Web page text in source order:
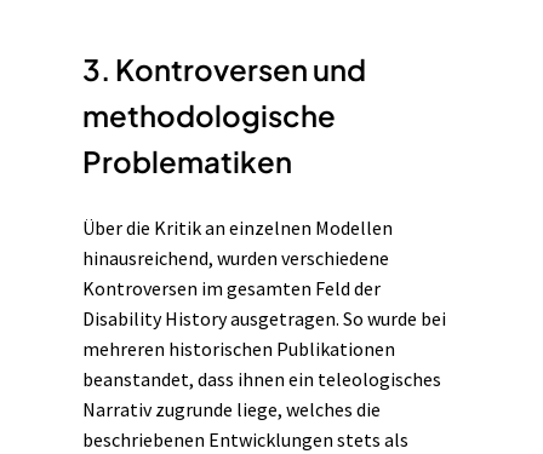
3. Kontroversen und
methodologische
Problematiken
Über die Kritik an einzelnen Modellen
hinausreichend, wurden verschiedene
Kontroversen im gesamten Feld der
Disability History ausgetragen. So wurde bei
mehreren historischen Publikationen
beanstandet, dass ihnen ein teleologisches
Narrativzugrunde liege, welches die
beschriebenen Entwicklungen stets als